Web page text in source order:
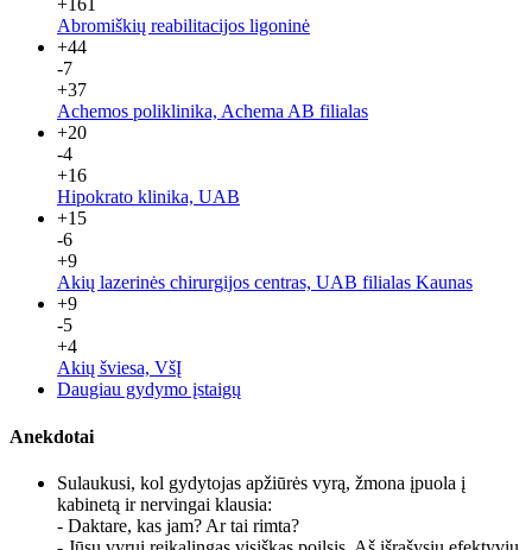
+161
Abromiškių reabilitacijos ligoninė
+44
-7
+37
Achemos poliklinika, Achema AB filialas
+20
-4
+16
Hipokrato klinika, UAB
+15
-6
+9
Akių lazerinės chirurgijos centras, UAB filialas Kaunas
+9
-5
+4
Akių šviesa, VšĮ
Daugiau gydymo įstaigų
Anekdotai
Sulaukusi, kol gydytojas apžiūrės vyrą, žmona įpuola į
kabinetą ir nervingai klausia:
- Daktare, kas jam? Ar tai rimta?